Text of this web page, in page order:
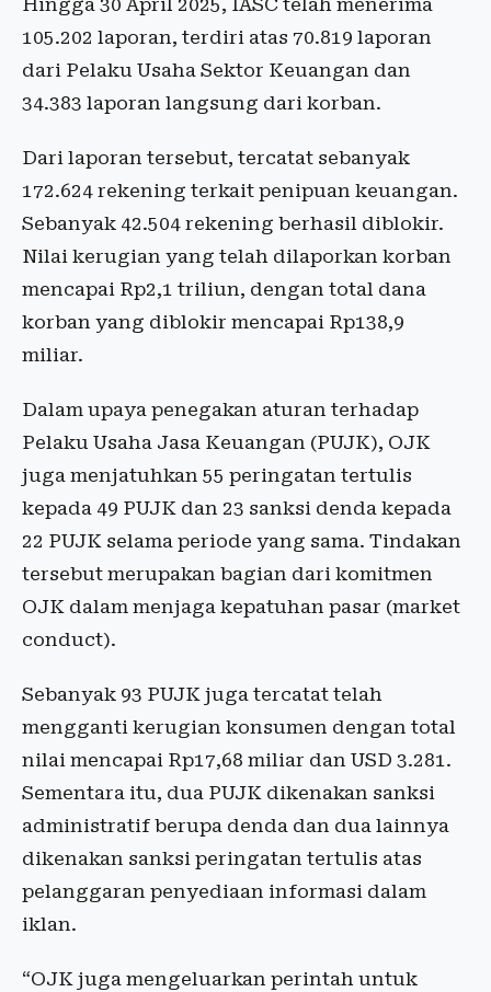
Hingga 30 April 2025, IASC telah menerima
105.202 laporan, terdiri atas 70.819 laporan
dari Pelaku Usaha Sektor Keuangan dan
34.383 laporan langsung dari korban.
Dari laporan tersebut, tercatat sebanyak
172.624 rekening terkait penipuan keuangan.
Sebanyak 42.504 rekening berhasil diblokir.
Nilai kerugian yang telah dilaporkan korban
mencapai Rp2,1 triliun, dengan total dana
korban yang diblokir mencapai Rp138,9
miliar.
Dalam upaya penegakan aturan terhadap
Pelaku Usaha Jasa Keuangan (PUJK), OJK
juga menjatuhkan 55 peringatan tertulis
kepada 49 PUJK dan 23 sanksi denda kepada
22 PUJK selama periode yang sama. Tindakan
tersebut merupakan bagian dari komitmen
OJK dalam menjaga kepatuhan pasar (market
conduct).
Sebanyak 93 PUJK juga tercatat telah
mengganti kerugian konsumen dengan total
nilai mencapai Rp17,68 miliar dan USD 3.281.
Sementara itu, dua PUJK dikenakan sanksi
administratif berupa denda dan dua lainnya
dikenakan sanksi peringatan tertulis atas
pelanggaran penyediaan informasi dalam
iklan.
“OJK juga mengeluarkan perintah untuk